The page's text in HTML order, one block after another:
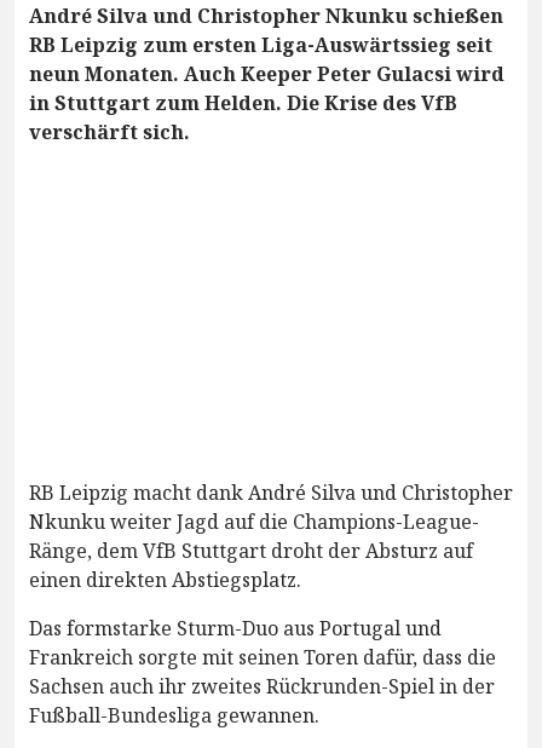
André Silva und Christopher Nkunku schießen
RB Leipzig zum ersten Liga-Auswärtssieg seit
neun Monaten. Auch Keeper Peter Gulacsi wird
in Stuttgart zum Helden. Die Krise des VfB
verschärft sich.
RB Leipzig macht dank André Silva und Christopher
Nkunku weiter Jagd auf die Champions-League-
Ränge, dem VfB Stuttgart droht der Absturz auf
einen direkten Abstiegsplatz.
Das formstarke Sturm-Duo aus Portugal und
Frankreich sorgte mit seinen Toren dafür, dass die
Sachsen auch ihr zweites Rückrunden-Spiel in der
Fußball-Bundesliga gewannen.